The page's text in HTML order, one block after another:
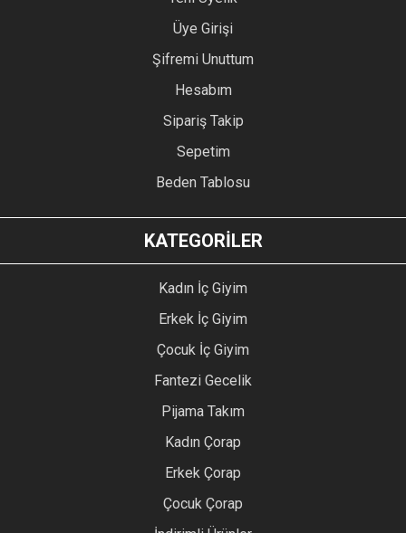
Üye Girişi
Şifremi Unuttum
Hesabım
Sipariş Takip
Sepetim
Beden Tablosu
KATEGORİLER
Kadın İç Giyim
Erkek İç Giyim
Çocuk İç Giyim
Fantezi Gecelik
Pijama Takım
Kadın Çorap
Erkek Çorap
Çocuk Çorap